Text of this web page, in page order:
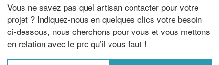
Vous ne savez pas quel artisan contacter pour votre
projet ? Indiquez-nous en quelques clics votre besoin
ci-dessous, nous cherchons pour vous et vous mettons
en relation avec le pro qu’il vous faut !